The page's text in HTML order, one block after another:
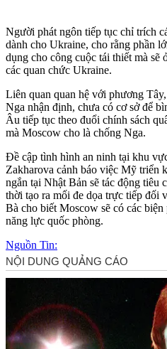
Người phát ngôn tiếp tục chỉ trích
dành cho Ukraine, cho rằng phần
dụng cho công cuộc tái thiết mà sẽ
các quan chức Ukraine.
Liên quan quan hệ với phương
Nga nhận định, chưa có cơ sở để
Âu tiếp tục theo đuổi chính sách
mà Moscow cho là chống Nga.
Đề cập tình hình an ninh tại khu
Zakharova cảnh báo việc Mỹ triển
ngắn tại Nhật Bản sẽ tác động tiêu
thời tạo ra mối đe dọa trực tiếp đối
Bà cho biết Moscow sẽ có các
năng lực quốc phòng.
Nguồn Tin: